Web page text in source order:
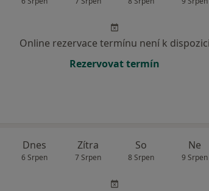
Online rezervace termínu není k dispozici
Rezervovat termín
Dnes
6 Srpen
Zítra
7 Srpen
So
8 Srpen
Ne
9 Srpen